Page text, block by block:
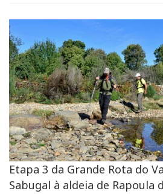
Etapa 3 da Grande Rota do
Sabugal à aldeia de Rapoula